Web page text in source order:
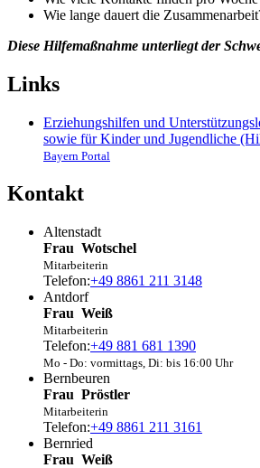
Wie lange dauert die
Diese Hilfemaßnahme unterliegt der
Links
Erziehungshilfen und
sowie für Kinder und Jugendliche
Bayern Portal
Kontakt
Altenstadt
Frau Wotschel
Mitarbeiterin
Telefon:+49 8861 211 3148
Antdorf
Frau Weiß
Mitarbeiterin
Telefon:+49 881 681 1390
Mo - Do: vormittags, Di: bis 16:00 Uhr
Bernbeuren
Frau Pröstler
Mitarbeiterin
Telefon:+49 8861 211 3161
Bernried
Frau Weiß